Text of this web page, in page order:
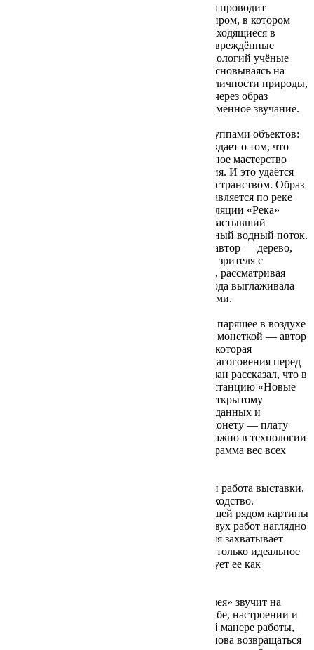
В этом художник видит некую знаковость и проводит
параллели между мифом и современным миром, в котором
ведутся исследования стволовых клеток, находящиеся в
костном мозге, способных восстановить повреждённые
участки органов и тканей. С помощью технологий учёные
уже умеют воссоздавать живой организм, основываясь на
фрагментарных данных ДНК. И миф о цикличности природы,
чередовании жизни и смерти, переданный через образ
Диониса, приобретает сегодня новое, современное звучание.
Серия инсталляций продолжается двумя группами объектов:
«Река» и «Шест Харона». Художник рассуждает о том, что
после стольких лет погружения в ремесленное мастерство
плоскость холста требует новизны прочтения. И это удаётся
реализовать на выставке через работу с пространством. Образ
погибшего Орфея сходит с картины и отправляется по реке
Стикс в подземное царство Аида. В инсталляции «Река»
художник добивается эффекта того, чтобы застывший
древесный ствол символизировал динамичный водный поток.
Материалы, которым отдает предпочтение автор — дерево,
камень — вызывают прямую ассоциацию у зрителя с
вечностью. Вы можете ощутить само время, рассматривая
речную гальку. Бесконечные десятилетия вода выглаживала
камни, чтобы они стали гладкими и круглыми.
Описывая инсталляцию «Шест Харона» — парящее в воздухе
деревянное весло со вставленной в рукоять монеткой — автор
вновь возвращается к идее современности, которая
неотделима от тотального человеческого благоговения перед
мифологией. На встрече со зрителями Нурлан рассказал, что в
2003 году автоматическую межпланетную станцию «Новые
горизонты» отправили к Харону, недавно открытому
спутнику Плутона, с целью сбора научных данных и
поместили в зонд двадцатипятицентовую монету — плату
божеству, несмотря на то, что критически важно в технологии
космических полетов минимизировать до грамма вес всех
«Сиртаки» — вторая главная по значимости работа выставки,
в которой прочитывается автопортретное сходство.
Композиционно она повторяет сюжет висящей рядом картины
распятия Христа. В этом взаимодействии двух работ наглядно
видно, как сильно определённая композиция захватывает
художника: он стремится найти для себя не только идеальное
пространственное прочтение, но и использует ее как
Так, композиционный рефрен «Гибели Орфея» звучит на
выставке целых шесть раз: в разном масштабе, настроении и
цветовой драматургии. Рассказывая о своей манере работы,
Нурлан подчеркивает, что может снова и снова возвращаться